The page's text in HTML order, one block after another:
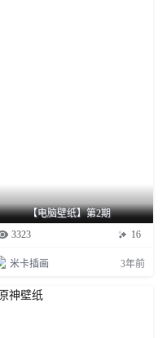
【电脑壁纸】第2期
3323
16
米卡插画 3年前